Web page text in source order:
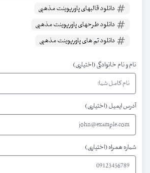
دانلود قالبهای پاورپوینت مذهبی
دانلود طرحهای پاورپوینت مذهبی
دانلود تم های پاورپوینت مذهبی
نام و نام خانوادگی (اختیاری)
آدرس ایمیل (اختیاری)
شماره همراه (اختیاری)